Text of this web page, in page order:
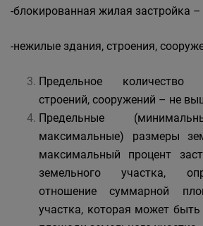
-блокированная жилая застройка
-нежилые здания, строения,
Предельное количество
строений, сооружений – не
Предельные
максимальные) размеры
максимальный процент
земельного участка,
отношение суммарной
участка, которая может быть